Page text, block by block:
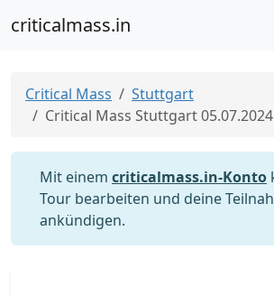
criticalmass.in
Critical Mass
Stuttgart
Critical Mass Stuttgart 05.07.2024
Mit einem criticalmass.in-Konto
Tour bearbeiten und deine
ankündigen.